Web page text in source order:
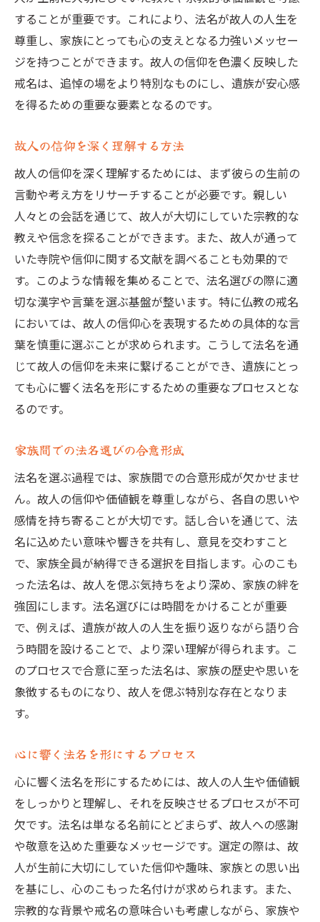
することが重要です。これにより、法名が故人の人生を
尊重し、家族にとっても心の支えとなる力強いメッセー
ジを持つことができます。故人の信仰を色濃く反映した
戒名は、追悼の場をより特別なものにし、遺族が安心感
を得るための重要な要素となるのです。
故人の信仰を深く理解する方法
故人の信仰を深く理解するためには、まず彼らの生前の
言動や考え方をリサーチすることが必要です。親しい
人々との会話を通じて、故人が大切にしていた宗教的な
教えや信念を探ることができます。また、故人が通って
いた寺院や信仰に関する文献を調べることも効果的で
す。このような情報を集めることで、法名選びの際に適
切な漢字や言葉を選ぶ基盤が整います。特に仏教の戒名
においては、故人の信仰心を表現するための具体的な言
葉を慎重に選ぶことが求められます。こうして法名を通
じて故人の信仰を未来に繋げることができ、遺族にとっ
ても心に響く法名を形にするための重要なプロセスとな
るのです。
家族間での法名選びの合意形成
法名を選ぶ過程では、家族間での合意形成が欠かせませ
ん。故人の信仰や価値観を尊重しながら、各自の思いや
感情を持ち寄ることが大切です。話し合いを通じて、法
名に込めたい意味や響きを共有し、意見を交わすこと
で、家族全員が納得できる選択を目指します。心のこも
った法名は、故人を偲ぶ気持ちをより深め、家族の絆を
強固にします。法名選びには時間をかけることが重要
で、例えば、遺族が故人の人生を振り返りながら語り合
う時間を設けることで、より深い理解が得られます。こ
のプロセスで合意に至った法名は、家族の歴史や思いを
象徴するものになり、故人を偲ぶ特別な存在となりま
す。
心に響く法名を形にするプロセス
心に響く法名を形にするためには、故人の人生や価値観
をしっかりと理解し、それを反映させるプロセスが不可
欠です。法名は単なる名前にとどまらず、故人への感謝
や敬意を込めた重要なメッセージです。選定の際は、故
人が生前に大切にしていた信仰や趣味、家族との思い出
を基にし、心のこもった名付けが求められます。また、
宗教的な背景や戒名の意味合いも考慮しながら、家族や